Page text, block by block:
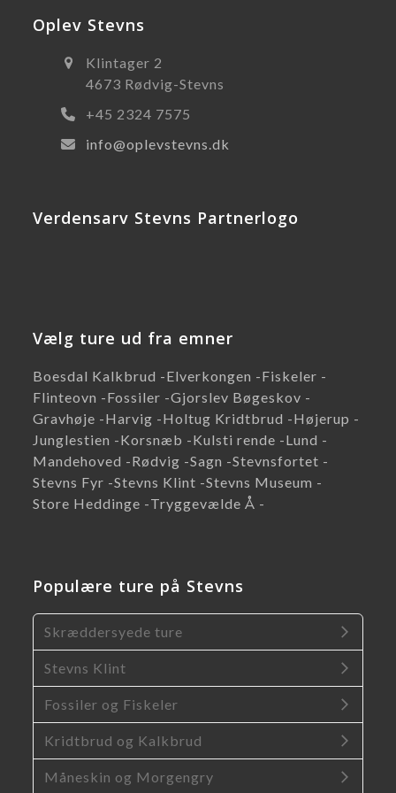
Oplev Stevns
Klintager 2
4673 Rødvig-Stevns
+45 2324 7575
info@oplevstevns.dk
Verdensarv Stevns Partnerlogo
Vælg ture ud fra emner
Boesdal Kalkbrud -Elverkongen -Fiskeler -
Flinteovn -Fossiler -Gjorslev Bøgeskov -
Gravhøje -Harvig -Holtug Kridtbrud -Højerup -
Junglestien -Korsnæb -Kulsti rende -Lund -
Mandehoved -Rødvig -Sagn -Stevnsfortet -
Stevns Fyr -Stevns Klint -Stevns Museum -
Store Heddinge -Tryggevælde Å -
Populære ture på Stevns
Skræddersyede ture
Stevns Klint
Fossiler og Fiskeler
Kridtbrud og Kalkbrud
Måneskin og Morgengry